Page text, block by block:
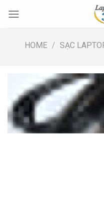
HOME / SẠC